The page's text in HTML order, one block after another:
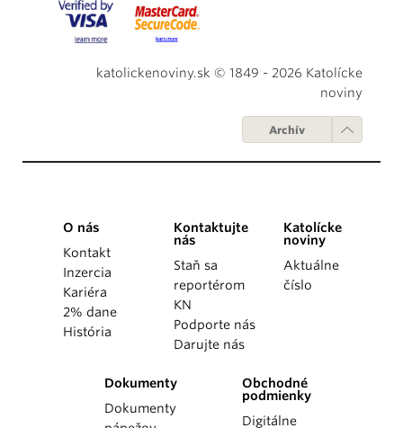
katolickenoviny.sk © 1849 - 2026 Katolícke
noviny
Archív
O nás
Kontakt
Inzercia
Kariéra
2% dane
História
Kontaktujte
nás
Staň sa
reportérom
KN
Podporte nás
Darujte nás
Katolícke
noviny
Aktuálne
číslo
Dokumenty
Dokumenty
Obchodné
podmienky
Digitálne